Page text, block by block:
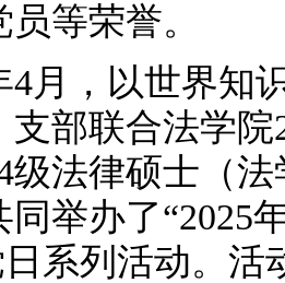
等荣誉。
4月，以世界知
支部联合法学
级法律硕士（
举办了“2025
日系列活动。